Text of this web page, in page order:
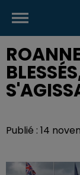
Publié : 14